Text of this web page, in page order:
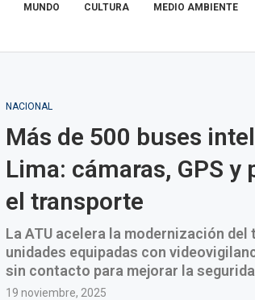
MUNDO CULTURA MEDIO AMBIENTE
NACIONAL
Más de 500 buses
Lima: cámaras, GPS
el transporte
La ATU acelera la modernización
unidades equipadas con
sin contacto para mejorar la
19 noviembre, 2025